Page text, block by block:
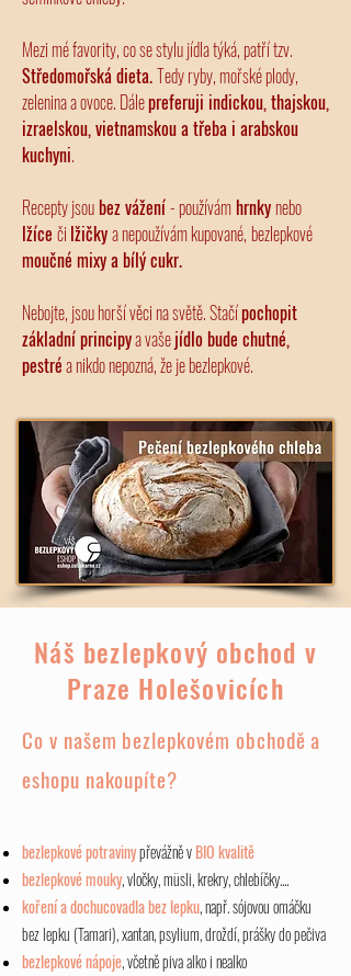
Mezi mé favority, co se stylu jídla týká, patří tzv.
Středomořská dieta.Tedy ryby, mořské plody,
zelenina a ovoce. Dálepreferuji indickou, thajskou,
izraelskou, vietnamskou a třeba i arabskou
kuchyni.
Recepty jsoubez vážení- používám hrnky nebo
lžíce či lžičkya nepoužívám kupované, bezlepkové
moučné mixy a bílý cukr.
Nebojte, jsou horší věci na světě.Stačípochopit
základní principya vašejídlo bude chutné,
pestréa nikdo nepozná, že je bezlepkové.
Náš bezlepkový obchod v
Praze Holešovicích
Co v našem bezlepkovém obchodě a
eshopu nakoupíte?
bezlepkové potravinypřevážně vBIO kvalitě
bezlepkové mouky, vločky, müsli, krekry, chlebíčky....
koření a dochucovadla bez lepku, např.sójovou omáčku
bez lepku (Tamari), xantan, psylium, droždí, prášky do pečiva
bezlepkové nápoje, včetně piva alko i nealko